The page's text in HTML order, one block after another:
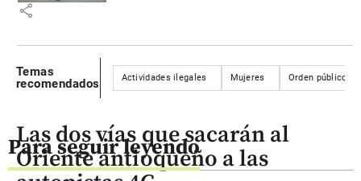
share
Temas
recomendados
Actividades ilegales Mujeres Orden público
Para seguir leyendo
Las dos vías que sacarán al
Oriente antioqueño a las